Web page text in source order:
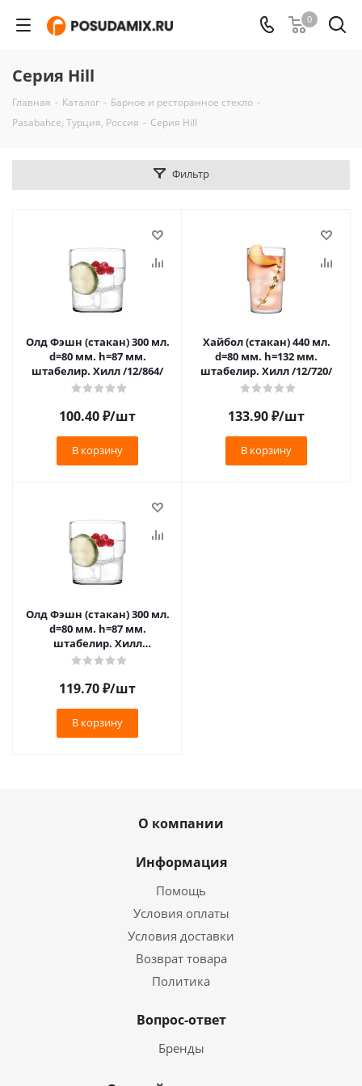
0
Серия Hill
Главная - Каталог - Барное и ресторанное стекло -
Pasabahce, Турция, Россия - Серия Hill
Фильтр
Олд Фэшн (стакан) 300 мл.
d=80 мм. h=87 мм.
штабелир. Хилл /12/864/
100.40₽/шт
В корзину
Хайбол (стакан) 440 мл.
d=80 мм. h=132 мм.
штабелир. Хилл /12/720/
133.90₽/шт
В корзину
Олд Фэшн (стакан) 300 мл.
d=80 мм. h=87 мм.
штабелир. Хилл
ПОДАРОЧ. УП. /6/864/
119.70₽/шт
В корзину
О компании
Информация
Помощь
Условия оплаты
Условия доставки
Возврат товара
Политика
Вопрос-ответ
Бренды